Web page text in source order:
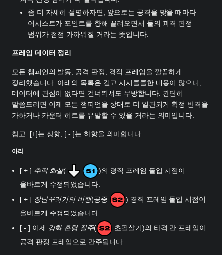
좀 더 자세히 설명하자면, 앞으로는 공격을 맞을 때마다
어시스트가 포인트를 향해 끌려오면서 둘의 피격 판정
범위가 점점 가까워질 거라는 뜻입니다.
프레임 데이터 정리
모든 챔피언의 발동, 공격 판정, 경직 프레임을 깔끔하게
정리했습니다. 아래의 목록은 길고 시시콜콜한 내용이 많으니,
데이터에 관심이 없다면 건너뛰셔도 무방합니다. 간단히
말씀드리면 이제 모든 챔피언을 상대로 더 일관되게 확정 반격을
가하거나 카운터 히트를 유발할 수 있을 거라는 의미입니다.
참고: [+]는 상향, [ - ]는 하향을 의미합니다.
아리
[ + ] 추적 화살(
)의 경직 프레임 돌입 시점이
올바르게 수정되었습니다.
[ + ] 장난꾸러기의 비행(공중
) 경직 프레임 돌입 시점이
올바르게 수정되었습니다.
[ - ] 이제 강화 혼령 질주(
초필살기)의 타격 간 프레임이
공격 판정 프레임으로 간주됩니다.